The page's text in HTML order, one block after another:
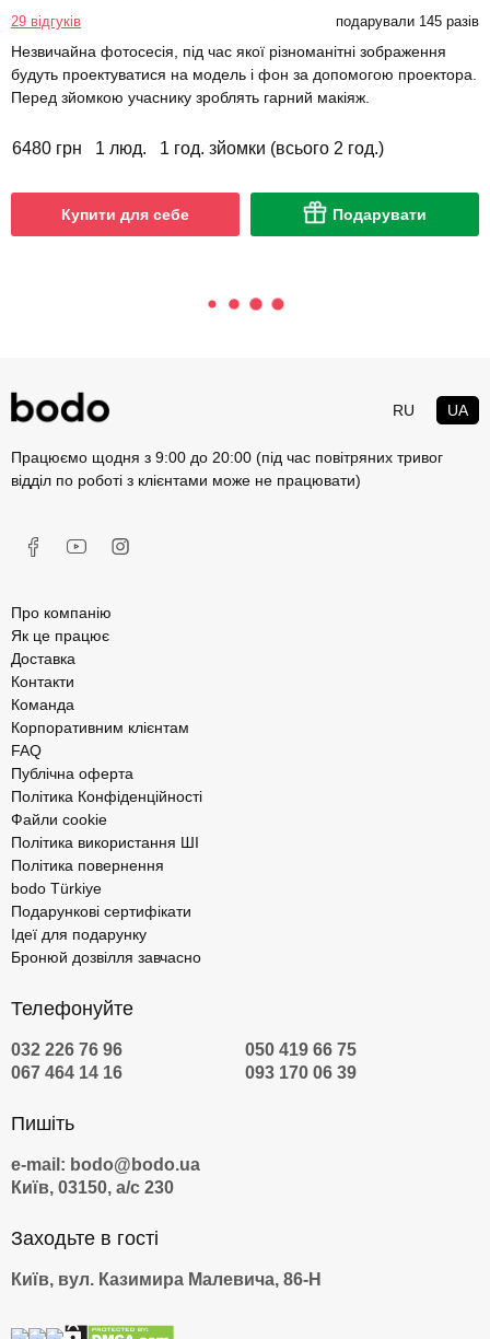
29 відгуків подарували 145 разів
Незвичайна фотосесія, під час якої різноманітні зображення
будуть проектуватися на модель і фон за допомогою проектора.
Перед зйомкою учаснику зроблять гарний макіяж.
6480 грн 1 люд. 1 год. зйомки (всього 2 год.)
Купити для себе Подарувати
RU UA
Працюємо щодня з 9:00 до 20:00 (під час повітряних тривог
відділ по роботі з клієнтами може не працювати)
Про компанію
Як це працює
Доставка
Контакти
Команда
Корпоративним клієнтам
FAQ
Публічна оферта
Політика Конфіденційності
Файли cookie
Політика використання ШІ
Політика повернення
bodo Türkiye
Подарункові сертифікати
Ідеї для подарунку
Бронюй дозвілля завчасно
Телефонуйте
032 226 76 96
050 419 66 75
067 464 14 16
093 170 06 39
Пишіть
e-mail: bodo@bodo.ua
Київ, 03150, а/с 230
Заходьте в гості
Київ, вул. Казимира Малевича, 86-Н